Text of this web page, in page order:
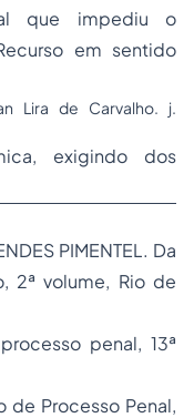
que impediu o
em sentido
Lira de Carvalho. j.
exigindo dos
PIMENTEL. Da
2ª volume, Rio de
penal, 13ª
Processo Penal,